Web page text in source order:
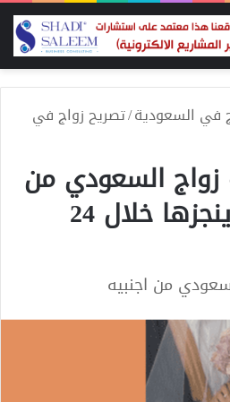
في السعودية/تصريح زواج في
السعودي من
اجنبيه..معقب ينجزها خلال 24
من اجنبيه